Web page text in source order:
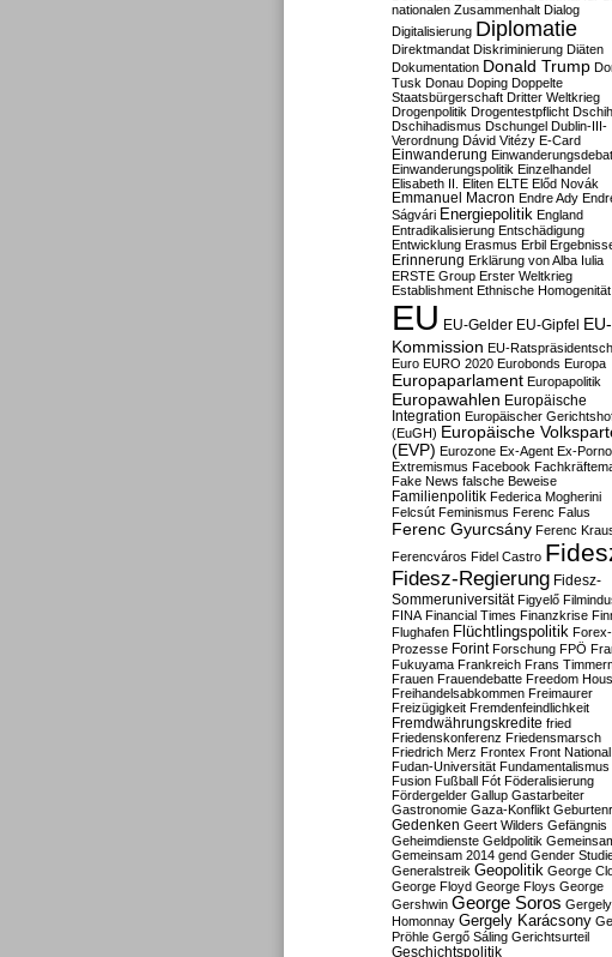
nationalen Zusammenhalt Dialog
Digitalisierung Diplomatie
Direktmandat Diskriminierung Diäten
Dokumentation Donald Trump
Tusk Donau Doping Doppelte
Staatsbürgerschaft Dritter Weltkrieg
Drogenpolitik Drogentestpflicht
Dschihadismus Dschungel Dublin-III-
Verordnung Dávid Vitézy E-Card
Einwanderung
Einwanderungspolitik Einzelhandel
Elisabeth II. Eliten ELTE Előd Novák
Emmanuel Macron Endre Ady
Ságvári Energiepolitik England
Entradikalisierung Entschädigung
Entwicklung Erasmus Erbil
Erinnerung Erklärung von Alba Iulia
ERSTE Group Erster Weltkrieg
Establishment Ethnische Homogenität
EU EU-Gelder EU-Gipfel EU-
Kommission EU-
Euro EURO 2020 Eurobonds Europa
Europaparlament Europapolitik
Europawahlen Europäische
Integration Europäischer
(EuGH) Europäische
(EVP) Eurozone Ex-Agent Ex-
Extremismus Facebook
Fake News falsche Beweise
Familienpolitik Federica Mogherini
Felcsút Feminismus Ferenc Falus
Ferenc Gyurcsány Ferenc
Ferencváros Fidel Castro
Fidesz-Regierung Fidesz-
Sommeruniversität Figyelő
FINA Financial Times Finanzkrise
Flughafen Flüchtlingspolitik Forex-
Prozesse Forint Forschung FPÖ
Fukuyama Frankreich Frans
Frauen Frauendebatte Freedom
Freihandelsabkommen Freimaurer
Freizügigkeit Fremdenfeindlichkeit
Fremdwährungskredite fried
Friedenskonferenz Friedensmarsch
Friedrich Merz Frontex Front National
Fudan-Universität Fundamentalismus
Fusion Fußball Fót Föderalisierung
Fördergelder Gallup Gastarbeiter
Gastronomie Gaza-Konflikt
Gedenken Geert Wilders Gefängnis
Geheimdienste Geldpolitik
Gemeinsam 2014 gend Gender
Generalstreik Geopolitik George
George Floyd George Floys George
Gershwin George Soros Gergely
Homonnay Gergely Karácsony
Pröhle Gergő Sáling Gerichtsurteil
Geschichtspolitik